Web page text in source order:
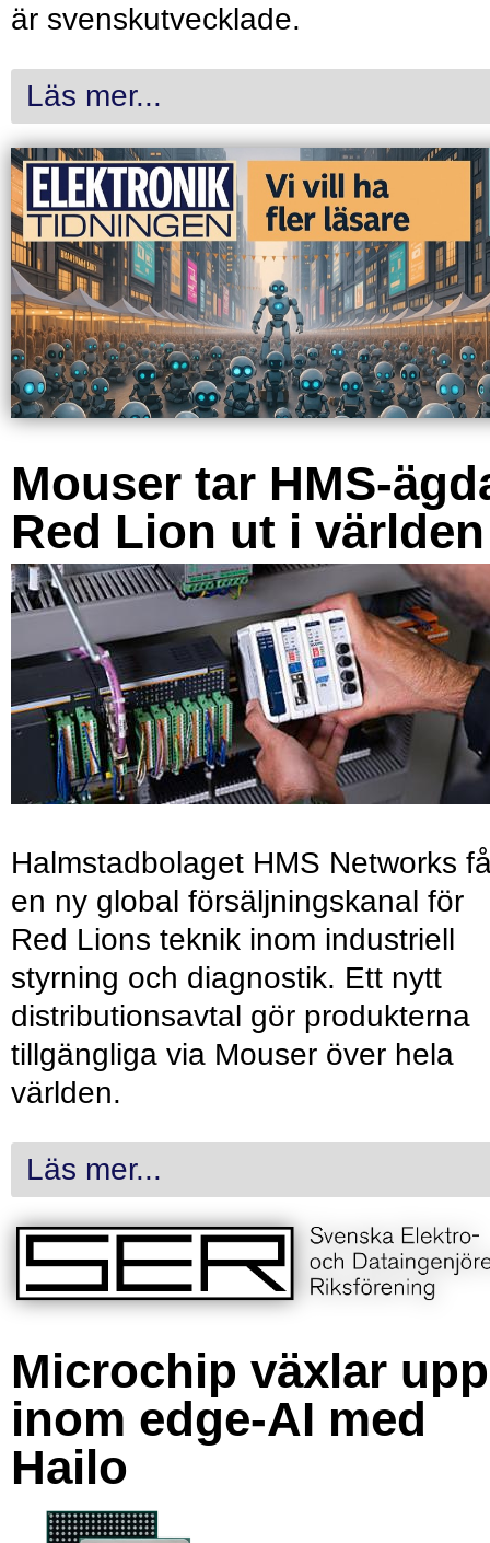
är svenskutvecklade.
Läs mer...
Mouser tar HMS-
Red Lion ut i världen
Halmstadbolaget HMS Networks
en ny global försäljningskanal för
Red Lions teknik inom industriell
styrning och diagnostik. Ett nytt
distributionsavtal gör produkterna
tillgängliga via Mouser över hela
världen.
Läs mer...
Microchip växlar upp
inom edge-AI med
Hailo